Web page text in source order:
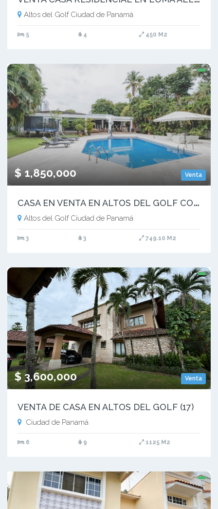
Altos del Golf Ciudad de Panamá
5 4 450 M2
Venta
$ 1,850,000
C
ASA EN VENTA EN ALTOS DEL GOLF CON PISCINA (9)
Altos del Golf Ciudad de Panamá
3 3 749.10 M2
Venta
$ 3,600,000
VENTA DE CASA EN ALTOS DEL GOLF (17)
Ciudad de Panamá
6 9 1125 M2